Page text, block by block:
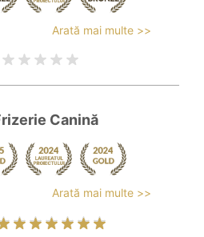
Arată mai multe >>
Canină
Arată mai multe >>